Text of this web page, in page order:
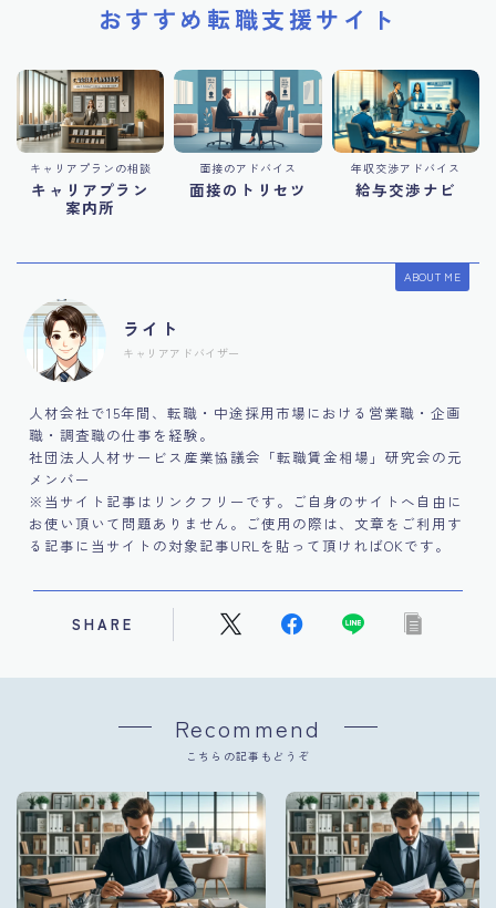
おすすめ転職支援サイト
キャリアプランの相談
キャリアプラン
案内所
面接のアドバイス
面接のトリセツ
年収交渉アドバイス
給与交渉ナビ
ABOUT ME
ライト
キャリアアドバイザー
人材会社で15年間、転職・中途採用市場における営業職・企画
職・調査職の仕事を経験。
社団法人人材サービス産業協議会「転職賃金相場」研究会の元
メンバー
※当サイト記事はリンクフリーです。ご自身のサイトへ自由に
お使い頂いて問題ありません。ご使用の際は、文章をご利用す
る記事に当サイトの対象記事URLを貼って頂ければOKです。
SHARE
Recommend
こちらの記事もどうぞ